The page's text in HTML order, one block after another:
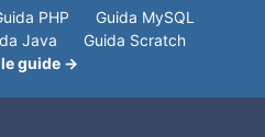
PHP
Guida MySQL
Java
Guida Scratch
guide →